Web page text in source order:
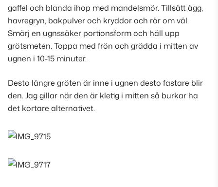
gaffel och blanda ihop med mandelsmör. Tillsätt ägg,
havregryn, bakpulver och kryddor och rör om väl.
Smörj en ugnssäker portionsform och häll upp
grötsmeten. Toppa med frön och grädda i mitten av
ugnen i 10-15 minuter.
Desto längre gröten är inne i ugnen desto fastare blir
den. Jag gillar när den är kletig i mitten så burkar ha
det kortare alternativet.